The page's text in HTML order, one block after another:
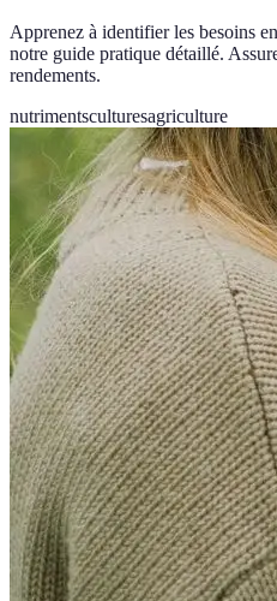
Apprenez à identifier les besoins
notre guide pratique détaillé.
rendements.
nutrimentsculturesagriculture